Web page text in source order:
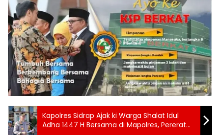
Kapolres Sidrap Ajak ki Warga Shalat Idul
Adha 1447 H Bersama di Mapolres, Pererat
Silaturahmi